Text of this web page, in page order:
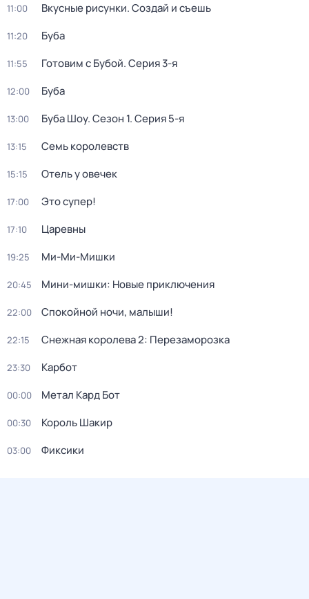
11:00 Вкусные рисунки. Создай и съешь
11:20 Буба
11:55 Готовим с Бубой. Серия 3-я
12:00 Буба
13:00 Буба Шоу. Сезон 1. Серия 5-я
13:15 Семь королевств
15:15 Отель у овечек
17:00 Это супер!
17:10 Царевны
19:25 Ми-Ми-Мишки
20:45 Мини-мишки: Новые приключения
22:00 Спокойной ночи, малыши!
22:15 Снежная королева 2: Перезаморозка
23:30 Карбот
00:00 Метал Кард Бот
00:30 Король Шакир
03:00 Фиксики